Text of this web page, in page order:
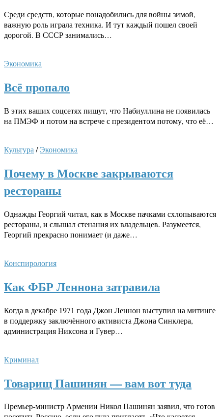
Среди средств, которые понадобились для войны зимой,
важную роль играла техника. И тут каждый пошел своей
дорогой. В СССР занимались…
Экономика
Всё пропало
В этих ваших соцсетях пишут, что Набиуллина не появилась
на ПМЭФ и потом на встрече с президентом потому, что её…
Культура /Экономика
Почему в Москве закрываются
рестораны
Однажды Георгий читал, как в Москве пачками схлопываются
рестораны, и слышал стенания их владельцев. Разумеется,
Георгий прекрасно понимает (и даже…
Конспирология
Как ФБР Леннона затравила
Когда в декабре 1971 года Джон Леннон выступил на митинге
в поддержку заключённого активиста Джона Синклера,
администрация Никсона и Гувер…
Криминал
Товарищ Пашинян — вам вот туда
Премьер-министр Армении Никол Пашинян заявил, что готов